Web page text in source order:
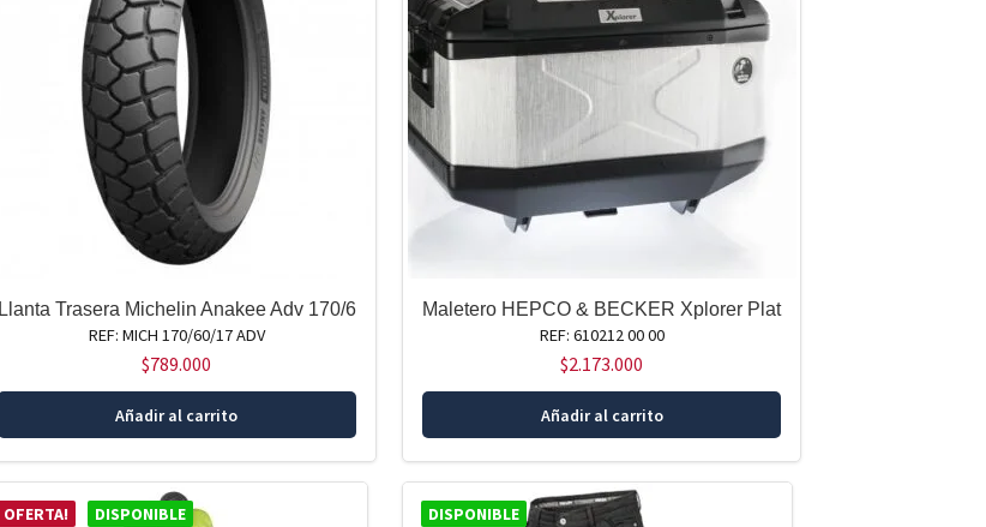
Llanta Trasera Michelin Anakee Adv 170/6
REF: MICH 170/60/17 ADV
$789.000
Añadir al carrito
Maletero HEPCO & BECKER Xplorer Plat
REF: 610212 00 00
$2.173.000
Añadir al carrito
OFERTA! DISPONIBLE DISPONIBLE